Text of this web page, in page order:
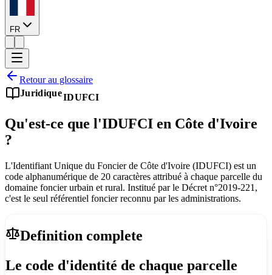
FR
Retour au glossaire
JuridiqueIDUFCI
Qu'est-ce que l'IDUFCI en Côte d'Ivoire
?
L'Identifiant Unique du Foncier de Côte d'Ivoire (IDUFCI) est un
code alphanumérique de 20 caractères attribué à chaque parcelle du
domaine foncier urbain et rural. Institué par le Décret n°2019-221,
c'est le seul référentiel foncier reconnu par les administrations.
Definition complete
Le code d'identité de chaque parcelle